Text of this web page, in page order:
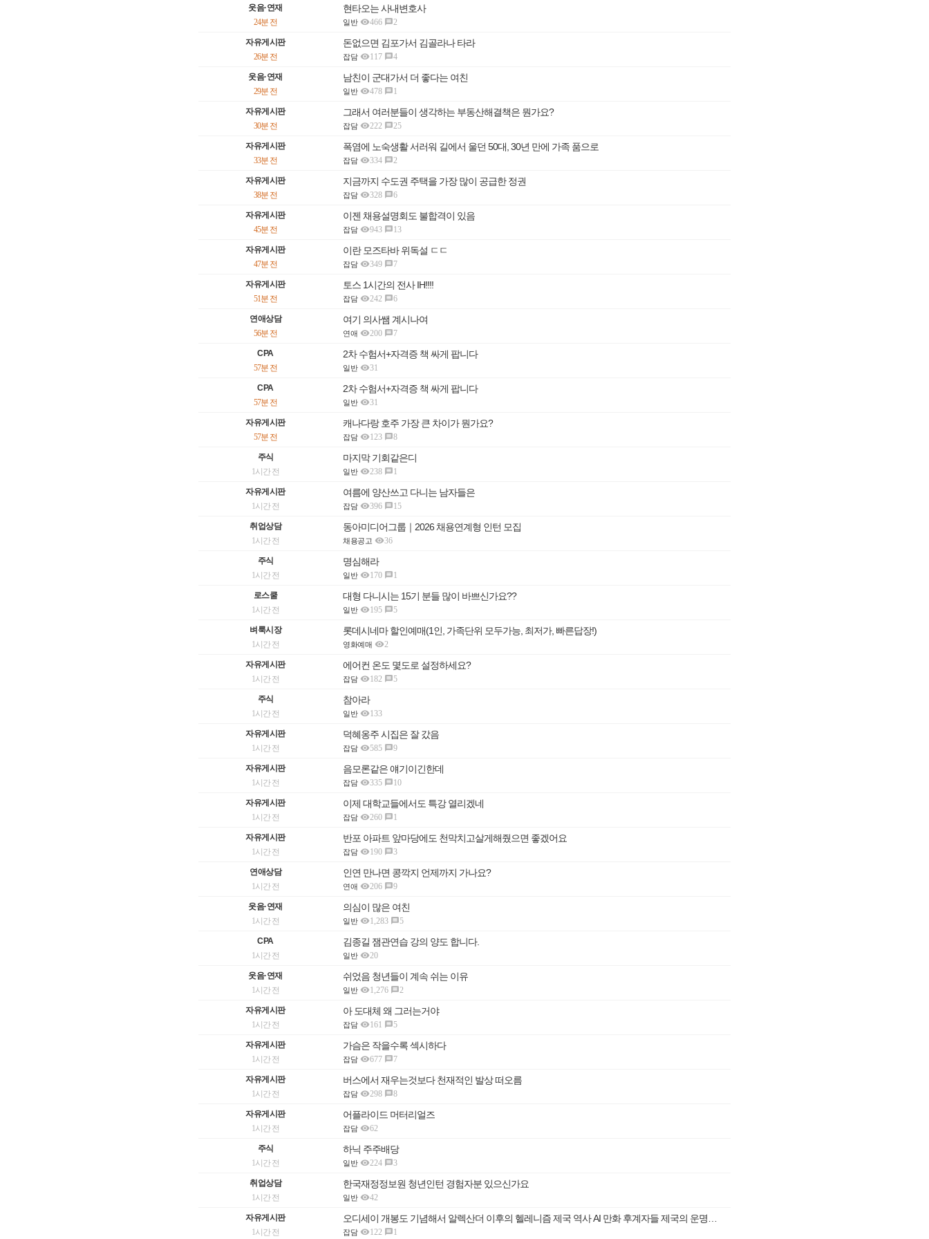
웃음·연재 현타오는 사내변호사
24분 전 일반 466 2
자유게시판 돈없으면 김포가서 김골라나 타라
26분 전 잡담 117 4
웃음·연재 남친이 군대가서 더 좋다는 여친
29분 전 일반 478 1
자유게시판 그래서 여러분들이 생각하는 부동산해결책은 뭔가요?
30분 전 잡담 222 25
자유게시판 폭염에 노숙생활 서러워 길에서 울던 50대, 30년 만에 가족 품으로
33분 전 잡담 334 2
자유게시판 지금까지 수도권 주택을 가장 많이 공급한 정권
38분 전 잡담 328 6
자유게시판 이젠 채용설명회도 불합격이 있음
45분 전 잡담 943 13
자유게시판 이란 모즈타바 위독설 ㄷㄷ
47분 전 잡담 349 7
자유게시판 토스 1시간의 전사 IH!!!!
51분 전 잡담 242 6
연애상담 여기 의사쌤 계시나여
56분 전 연애 200 7
CPA 2차 수험서+자격증 책 싸게 팝니다
57분 전 일반 31
CPA 2차 수험서+자격증 책 싸게 팝니다
57분 전 일반 31
자유게시판 캐나다랑 호주 가장 큰 차이가 뭔가요?
57분 전 잡담 123 8
주식 마지막 기회같은디
1시간 전 일반 238 1
자유게시판 여름에 양산쓰고 다니는 남자들은
1시간 전 잡담 396 15
취업상담 동아미디어그룹｜2026 채용연계형 인턴 모집
1시간 전 채용공고 36
주식 명심해라
1시간 전 일반 170 1
로스쿨 대형 다니시는 15기 분들 많이 바쁘신가요??
1시간 전 일반 195 5
벼룩시장 롯데시네마 할인예매(1인, 가족단위 모두가능, 최저가, 빠른답장!)
1시간 전 영화예매 2
자유게시판 에어컨 온도 몇도로 설정하세요?
1시간 전 잡담 182 5
주식 참아라
1시간 전 일반 133
자유게시판 덕혜옹주 시집은 잘 갔음
1시간 전 잡담 585 9
자유게시판 음모론같은 얘기이긴한데
1시간 전 잡담 335 10
자유게시판 이제 대학교들에서도 특강 열리겠네
1시간 전 잡담 260 1
자유게시판 반포 아파트 앞마당에도 천막치고살게해줬으면 좋겠어요
1시간 전 잡담 190 3
연애상담 인연 만나면 콩깍지 언제까지 가나요?
1시간 전 연애 206 9
웃음·연재 의심이 많은 여친
1시간 전 일반 1,283 5
CPA 김종길 잼관연습 강의 양도 합니다.
1시간 전 일반 20
웃음·연재 쉬었음 청년들이 계속 쉬는 이유
1시간 전 일반 1,276 2
자유게시판 아 도대체 왜 그러는거야
1시간 전 잡담 161 5
자유게시판 가슴은 작을수록 섹시하다
1시간 전 잡담 677 7
자유게시판 버스에서 재우는것보다 천재적인 발상 떠오름
1시간 전 잡담 298 8
자유게시판 어플라이드 머터리얼즈
1시간 전 잡담 62
주식 하닉 주주배당
1시간 전 일반 224 3
취업상담 한국재정정보원 청년인턴 경험자분 있으신가요
1시간 전 일반 42
자유게시판
1시간 전 잡담 122 1